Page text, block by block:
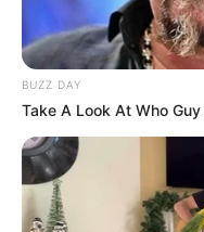
19:09 / 06 Avqust 2026
Şəxs məcburi
—Vəkildən
BUZZ DAY
Take A Look At Who